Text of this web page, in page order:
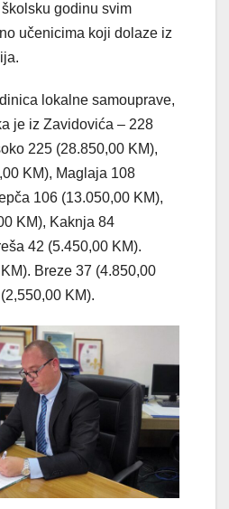
godinu svim
učenicima koji dolaze iz
lokalne samouprave,
je iz Zavidovića – 228
225 (28.850,00 KM),
KM), Maglaja 108
106 (13.050,00 KM),
KM), Kaknja 84
42 (5.450,00 KM).
Breze 37 (4.850,00
KM).